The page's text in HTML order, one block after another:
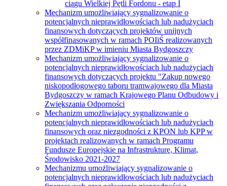
ciągu Wielkiej Pętli Fordonu - etap I
Mechanizm umożliwiający sygnalizowanie o
potencjalnych nieprawidłowościach lub nadużyciach
finansowych dotyczących projektów unijnych
współfinasowanych w ramach POIiŚ realizowanych
przez ZDMiKP w imieniu Miasta Bydgoszczy
Mechanizm umożliwiający sygnalizowanie o
potencjalnych nieprawidłowościach lub nadużyciach
finansowych dotyczących projektu "Zakup nowego
niskopodłogowego taboru tramwajowego dla Miasta
Bydgoszczy w ramach Krajowego Planu Odbudowy i
Zwiększania Odporności
Mechanizm umożliwiający sygnalizowanie o
potencjalnych nieprawidłowościach lub nadużyciach
finansowych oraz niezgodności z KPON lub KPP w
projektach realizowanych w ramach Programu
Fundusze Europejskie na Infrastrukturę, Klimat,
Środowisko 2021-2027
Mechanizmu umożliwiający sygnalizowanie o
potencjalnych nieprawidłowościach lub nadużyciach